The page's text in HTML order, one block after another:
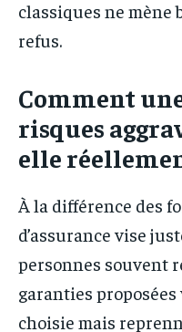
classiques ne mène
refus.
Comment
risques
elle
À la différence des
d’assurance vise
personnes souvent
garanties
choisie mais